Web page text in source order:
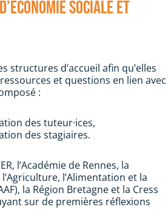
sociale et
structures d’accueil afin qu’elles
et questions en lien avec
:
des tuteur·ices,
des stagiaires.
l’Académie de Rennes, la
l’Alimentation et la
la Région Bretagne et la Cress
sur de premières réflexions